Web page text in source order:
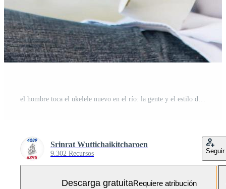
el hombre toca el ukelele nuevo en el río: la gente y el estilo de vida del instrumento musical en el concepto de naturaleza Foto Gratis
Srinrat Wuttichaikitcharoen
9.302 Recursos Seguir
Descarga gratuitaRequiere atribución